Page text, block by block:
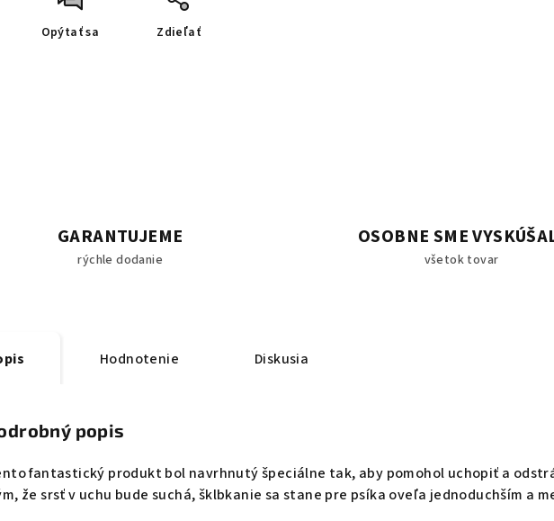
Opýtať sa Zdieľať
GARANTUJEME
rýchle dodanie
OSOBNE SME
všetok tovar
Hodnotenie Diskusia
popis
fantastický produkt bol navrhnutý špeciálne tak, aby pomohol uchopiť a
že srsť v uchu bude suchá, šklbkanie sa stane pre psíka oveľa jednoduchším a